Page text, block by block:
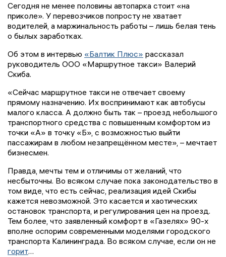
Сегодня не менее половины автопарка стоит «на
приколе». У перевозчиков попросту не хватает
водителей, а маржинальность работы – лишь белая тень
о былых заработках.
Об этом в интервью «Балтик Плюс» рассказал
руководитель ООО «Маршрутное такси» Валерий
Скиба.
«Сейчас маршрутное такси не отвечает своему
прямому назначению. Их воспринимают как автобусы
малого класса. А должно быть так – проезд небольшого
транспортного средства с повышенным комфортом из
точки «А» в точку «Б», с возможностью выйти
пассажирам в любом незапрещённом месте», – мечтает
бизнесмен.
Правда, мечты тем и отличимы от желаний, что
несбыточны. Во всяком случае пока законодательство в
том виде, что есть сейчас, реализация идей Скибы
кажется невозможной. Это касается и хаотических
остановок транспорта, и регулирования цен на проезд.
Тем более, что заявленный комфорт в «Газелях» 90-х
вполне оспорим современными моделями городского
транспорта Калининграда. Во всяком случае, если он не
горит…